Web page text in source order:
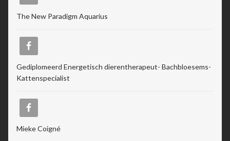
The New Paradigm Aquarius
Gediplomeerd Energetisch dierentherapeut- Bachbloesems-
Kattenspecialist
Mieke Coigné